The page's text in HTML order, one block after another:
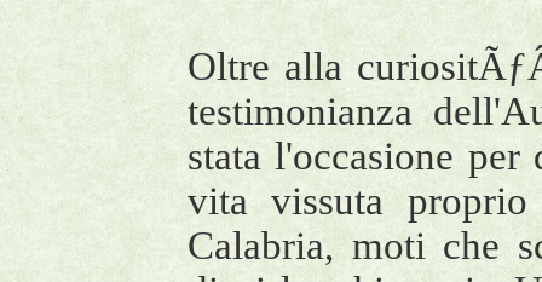
Oltre alla
testimonianza
stata l'occasione
vita vissuta
Calabria, moti che